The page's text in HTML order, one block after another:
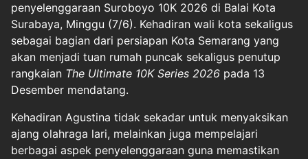
penyelenggaraan Suroboyo 10K 2026 di Balai Kota
Surabaya, Minggu (7/6). Kehadiran wali kota sekaligus
sebagai bagian dari persiapan Kota Semarang yang
akan menjadi tuan rumah puncak sekaligus penutup
rangkaian The Ultimate 10K Series 2026 pada 13
Desember mendatang.
Kehadiran Agustina tidak sekadar untuk menyaksikan
ajang olahraga lari, melainkan juga mempelajari
berbagai aspek penyelenggaraan guna memastikan